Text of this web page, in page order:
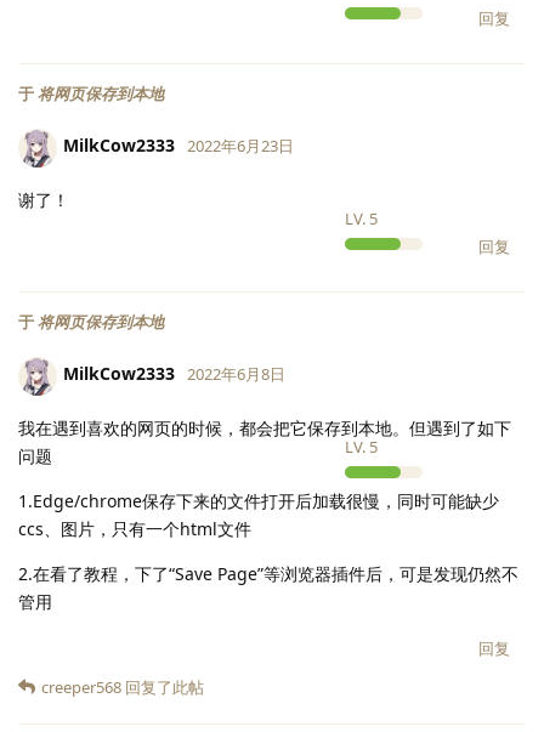
回复
于将网页保存到本地
MilkCow2333
LV. 5
2022年6月23日
谢了！
回复
于将网页保存到本地
MilkCow2333
LV. 5
2022年6月8日
我在遇到喜欢的网页的时候，都会把它保存到本地。但遇到了如下
问题
1.Edge/chrome保存下来的文件打开后加载很慢，同时可能缺少
ccs、图片，只有一个html文件
2.在看了教程，下了“Save Page”等浏览器插件后，可是发现仍然不
管用
回复
creeper568 回复了此帖